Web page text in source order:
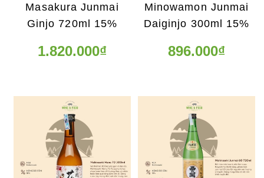
Masakura Junmai
Ginjo 720ml 15%
1.820.000₫
Minowamon Junmai
Daiginjo 300ml 15%
896.000₫